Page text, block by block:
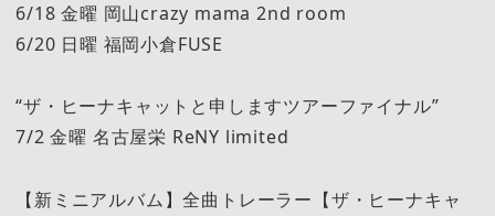
6/18 金曜 岡山crazy mama 2nd room
6/20 日曜 福岡小倉FUSE
“ザ・ヒーナキャットと申しますツアーファイナル”
7/2 金曜 名古屋栄 ReNY limited
【新ミニアルバム】全曲トレーラー【ザ・ヒーナキャ